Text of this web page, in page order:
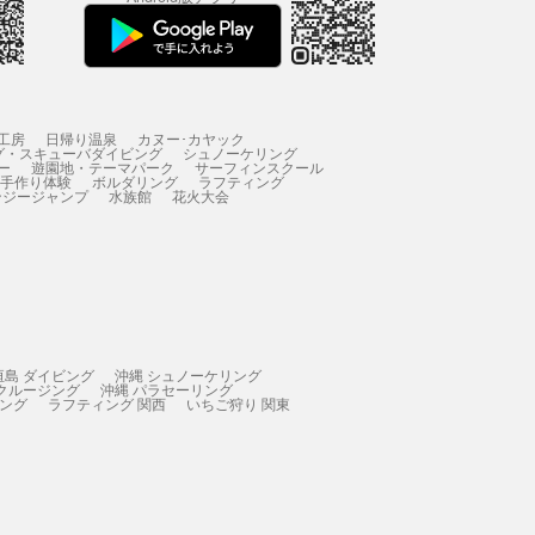
房 日帰り温泉 カヌー･カヤック
・スキューバダイビング シュノーケリング
遊園地・テーマパーク サーフィンスクール
作り体験 ボルダリング ラフティング
ージャンプ 水族館 花火大会
島 ダイビング 沖縄 シュノーケリング
ルージング 沖縄 パラセーリング
グ ラフティング 関西 いちご狩り 関東